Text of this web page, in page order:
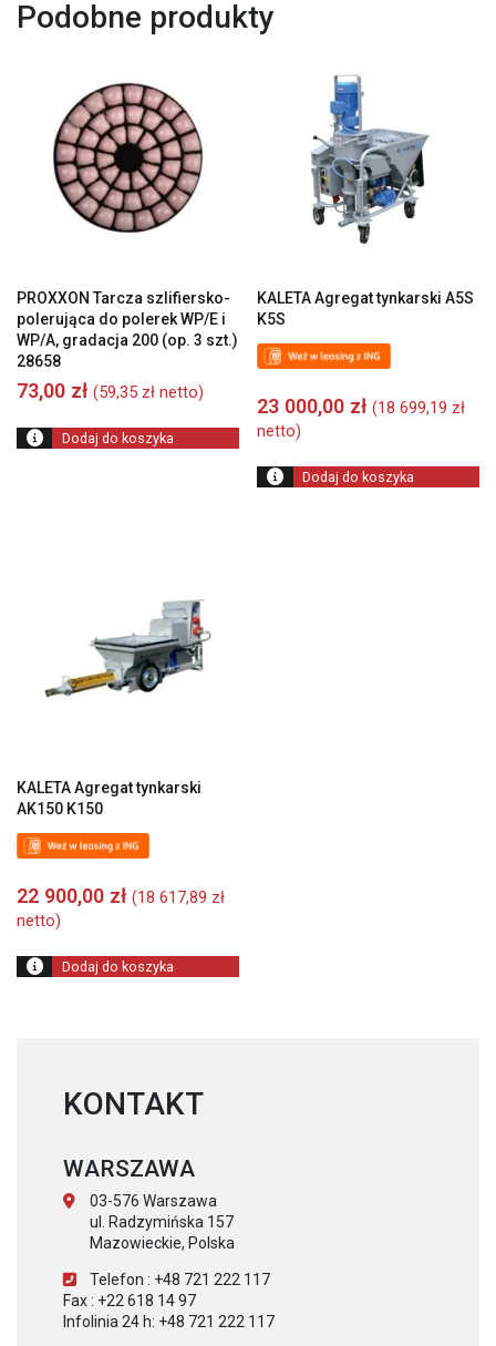
Podobne produkty
PROXXON Tarcza szlifiersko-
polerująca do polerek WP/E i
WP/A, gradacja 200 (op. 3 szt.)
28658
73,00 zł (59,35 zł netto)
Dodaj do koszyka
KALETA Agregat tynkarski A5S
K5S
23 000,00 zł (18 699,19 zł
netto)
Dodaj do koszyka
KALETA Agregat tynkarski
AK150 K150
22 900,00 zł (18 617,89 zł
netto)
Dodaj do koszyka
KONTAKT
WARSZAWA
03-576 Warszawa
ul. Radzymińska 157
Mazowieckie, Polska
Telefon : +48 721 222 117
Fax : +22 618 14 97
Infolinia 24 h: +48 721 222 117